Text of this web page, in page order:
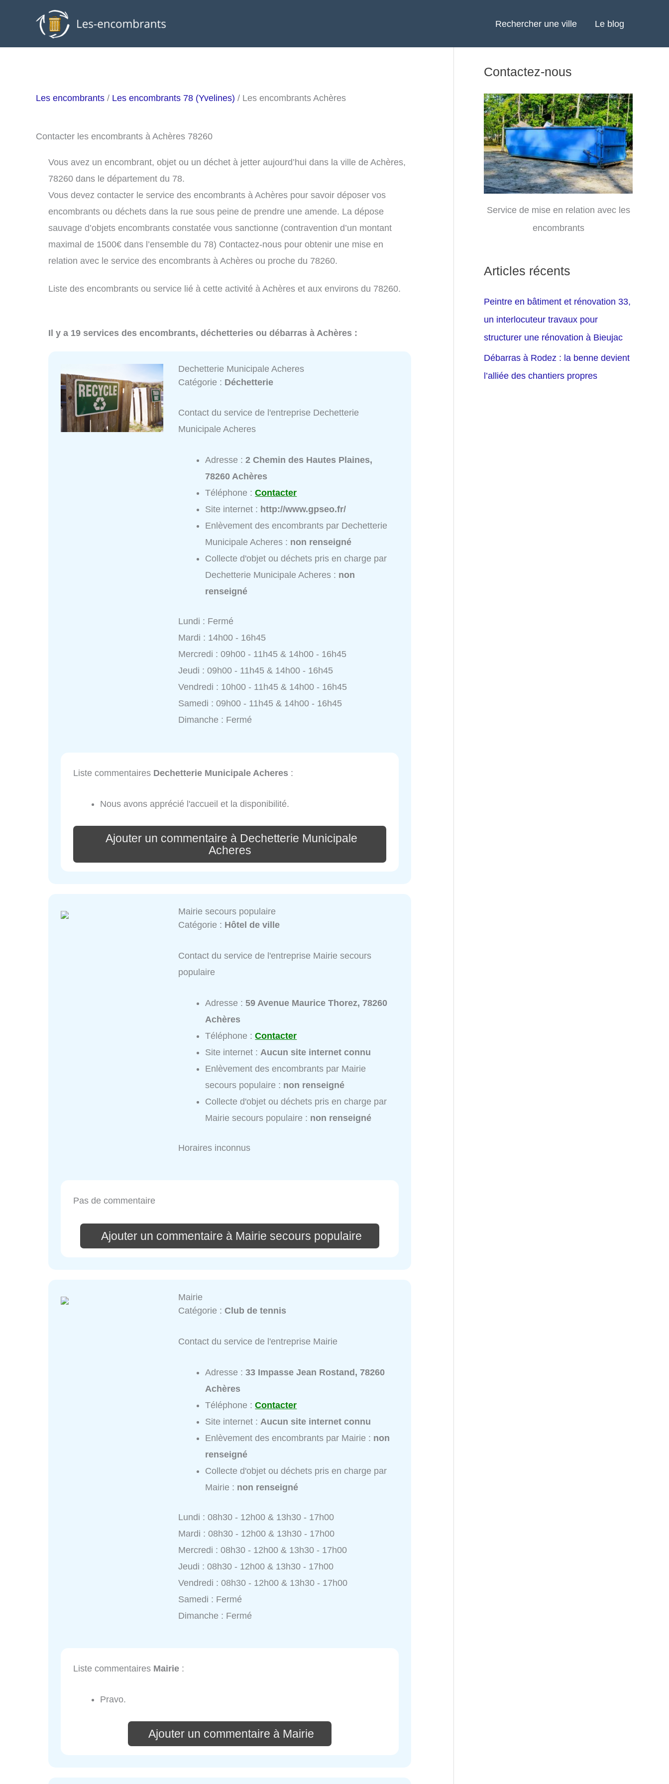
Rechercher une ville Le blog
Les encombrants / Les encombrants 78 (Yvelines) / Les encombrants Achères
Contacter les encombrants à Achères 78260
Vous avez un encombrant, objet ou un déchet à jetter aujourd’hui dans la ville de Achères,
78260 dans le département du 78.
Vous devez contacter le service des encombrants à Achères pour savoir déposer vos
encombrants ou déchets dans la rue sous peine de prendre une amende. La dépose
sauvage d’objets encombrants constatée vous sanctionne (contravention d’un montant
maximal de 1500€ dans l’ensemble du 78) Contactez-nous pour obtenir une mise en
relation avec le service des encombrants à Achères ou proche du 78260.
Liste des encombrants ou service lié à cette activité à Achères et aux environs du 78260.
Il y a 19 services des encombrants, déchetteries ou débarras à Achères :
Dechetterie Municipale Acheres
Catégorie : Déchetterie
Contact du service de l'entreprise Dechetterie
Municipale Acheres
Adresse :2 Chemin des Hautes Plaines,
78260 Achères
Téléphone :Contacter
Site internet : http://www.gpseo.fr/
Enlèvement des encombrants par Dechetterie
Municipale Acheres : non renseigné
Collecte d'objet ou déchets pris en charge par
Dechetterie Municipale Acheres : non
renseigné
Lundi : Fermé
Mardi : 14h00 - 16h45
Mercredi : 09h00 - 11h45 & 14h00 - 16h45
Jeudi : 09h00 - 11h45 & 14h00 - 16h45
Vendredi : 10h00 - 11h45 & 14h00 - 16h45
Samedi : 09h00 - 11h45 & 14h00 - 16h45
Dimanche : Fermé
Liste commentaires Dechetterie Municipale Acheres :
Nous avons apprécié l'accueil et la disponibilité.
Ajouter un commentaire à Dechetterie Municipale
Acheres
Mairie secours populaire
Catégorie : Hôtel de ville
Contact du service de l'entreprise Mairie secours
populaire
Adresse :59 Avenue Maurice Thorez, 78260
Achères
Téléphone :Contacter
Site internet : Aucun site internet connu
Enlèvement des encombrants par Mairie
secours populaire : non renseigné
Collecte d'objet ou déchets pris en charge par
Mairie secours populaire : non renseigné
Horaires inconnus
Pas de commentaire
Ajouter un commentaire à Mairie secours populaire
Mairie
Catégorie :Club de tennis
Contact du service de l'entreprise Mairie
Adresse :33 Impasse Jean Rostand, 78260
Achères
Téléphone :Contacter
Site internet : Aucun site internet connu
Enlèvement des encombrants par Mairie : non
renseigné
Collecte d'objet ou déchets pris en charge par
Mairie : non renseigné
Lundi : 08h30 - 12h00 & 13h30 - 17h00
Mardi : 08h30 - 12h00 & 13h30 - 17h00
Mercredi : 08h30 - 12h00 & 13h30 - 17h00
Jeudi : 08h30 - 12h00 & 13h30 - 17h00
Vendredi : 08h30 - 12h00 & 13h30 - 17h00
Samedi : Fermé
Dimanche : Fermé
Liste commentaires Mairie :
Pravo.
Ajouter un commentaire à Mairie
Contactez-nous
Service de mise en relation avec les
encombrants
Articles récents
Peintre en bâtiment et rénovation 33,
un interlocuteur travaux pour
structurer une rénovation à Bieujac
Débarras à Rodez : la benne devient
l’alliée des chantiers propres